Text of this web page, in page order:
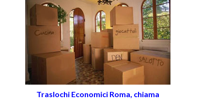
Traslochi Economici Roma, chiama